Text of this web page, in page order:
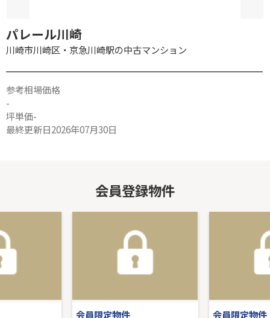
パレール川崎
川崎市川崎区・京急川崎駅の中古マンション
参考相場価格
-
坪単価-
最終更新日2026年07月30日
会員登録物件
会員限定物件 会員限定物件